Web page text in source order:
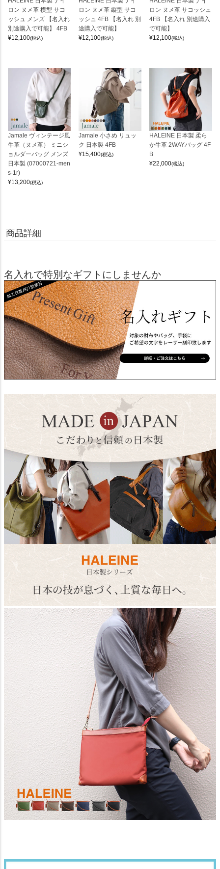
ロン ヌメ革 横型 サコ
ッシュ メンズ 【名入れ
別途購入で可能】 4FB
¥12,100(税込)
ロン ヌメ革 縦型 サコ
ッシュ 4FB 【名入れ 別
途購入で可能】
¥12,100(税込)
ロン ヌメ革 サコッシュ
4FB 【名入れ 別途購入
で可能】
¥12,100(税込)
Jamale ヴィンテージ風
牛革（ヌメ革） ミニシ
ョルダーバッグ メンズ
日本製 (07000721-men
s-1r)
¥13,200(税込)
Jamale 小さめ リュッ
ク 日本製 4FB
¥15,400(税込)
HALEINE 日本製 柔ら
か牛革 2WAYバッグ 4F
B
¥22,000(税込)
商品詳細
名入れで特別なギフトにしませんか